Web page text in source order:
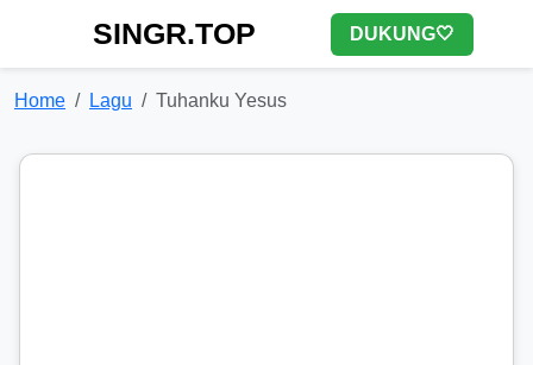
SINGR.TOP DUKUNG🤍
Home Lagu Tuhanku Yesus